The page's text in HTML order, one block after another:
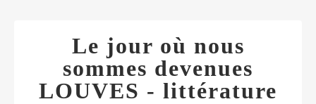
Le jour où nous
sommes devenues
LOUVES - littérature